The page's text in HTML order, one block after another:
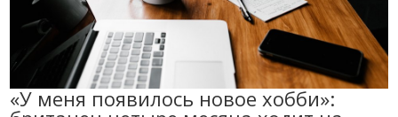
«У меня появилось новое хобби»: